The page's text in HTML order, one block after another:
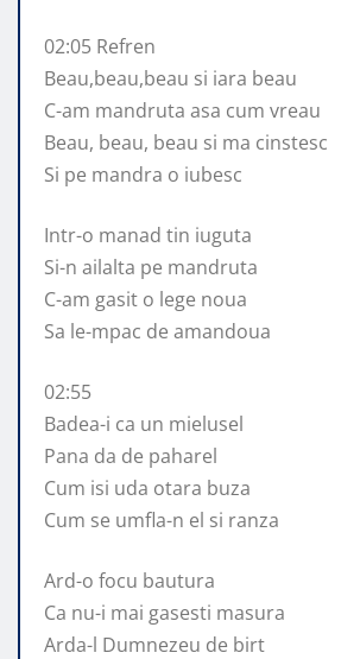
02:05 Refren
Beau,beau,beau si iara beau
C-am mandruta asa cum vreau
Beau, beau, beau si ma cinstesc
Si pe mandra o iubesc
Intr-o manad tin iuguta
Si-n ailalta pe mandruta
C-am gasit o lege noua
Sa le-mpac de amandoua
02:55
Badea-i ca un mielusel
Pana da de paharel
Cum isi uda otara buza
Cum se umfla-n el si ranza
Ard-o focu bautura
Ca nu-i mai gasesti masura
Arda-l Dumnezeu de birt